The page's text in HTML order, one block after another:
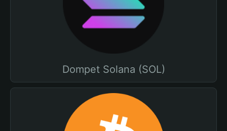
Dompet Solana (SOL)